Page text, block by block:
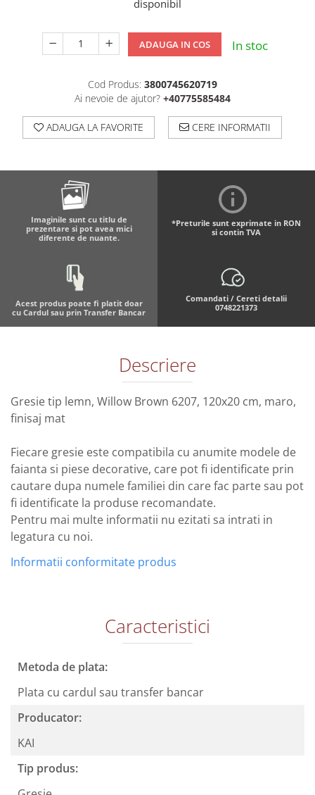
disponibil
ADAUGA IN COS In stoc
Cod Produs: 3800745620719
Ai nevoie de ajutor? +40775585484
ADAUGA LA FAVORITE CERE INFORMATII
Imaginile sunt cu titlu de
prezentare si pot avea mici
diferente de nuante.
*Preturile sunt exprimate in RON
si contin TVA
Acest produs poate fi platit doar
cu Cardul sau prin Transfer Bancar
Comandati / Cereti detalii
0748221373
Descriere
Gresie tip lemn, Willow Brown 6207, 120x20 cm, maro,
finisaj mat
Fiecare gresie este compatibila cu anumite modele de
faianta si piese decorative, care pot fi identificate prin
cautare dupa numele familiei din care fac parte sau pot
fi identificate la produse recomandate.
Pentru mai multe informatii nu ezitati sa intrati in
legatura cu noi.
Informatii conformitate produs
Caracteristici
Metoda de plata:
Plata cu cardul sau transfer bancar
Producator:
KAI
Tip produs: